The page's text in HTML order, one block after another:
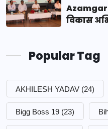
विकास
Popular Tag
AKHILESH YADAV (24)
Bigg Boss 19 (23)